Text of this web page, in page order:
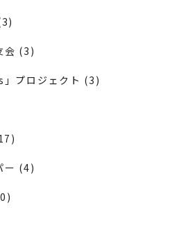
会 (3)
プロジェクト (3)
ー (4)